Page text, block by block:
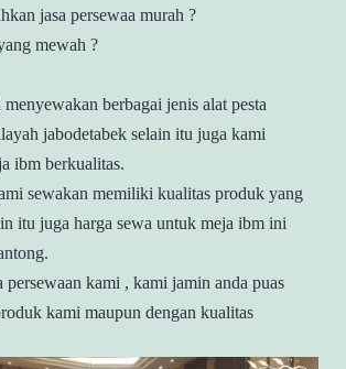
jasa persewaa murah ?
mewah ?
berbagai jenis alat pesta
jabodetabek selain itu juga kami
ibm berkualitas.
sewakan memiliki kualitas produk yang
itu juga harga sewa untuk meja ibm ini
persewaan kami , kami jamin anda puas
kami maupun dengan kualitas